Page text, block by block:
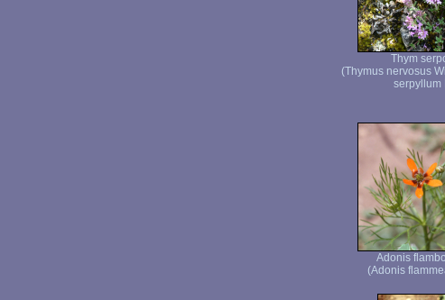
Thym
(Thymus nervosus
serpyllum
Adonis
(Adonis